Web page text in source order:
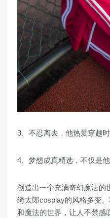
3、不忍离去，他热爱穿越
4、梦想成真精选，不仅是
创造出一个充满奇幻魔法的
绮太郎cosplay的风格多变
和魔法的世界，让人不禁感